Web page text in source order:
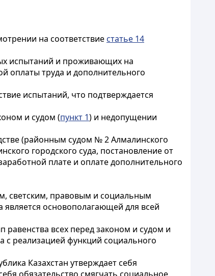
на соответствие статье 14
испытаний и проживающих на
оплаты труда и дополнительного
испытаний, что подтверждается
и судом (пункт 1) и недопущении
(районным судом № 2 Алмалинского
городского суда, постановление от
плате и оплате дополнительного
светским, правовым и социальным
основополагающей для всей
всех перед законом и судом и
с реализацией функций социального
Казахстан утверждает себя